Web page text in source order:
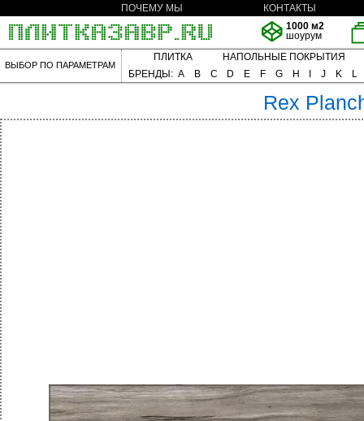
ПОЧЕМУ МЫ
КОНТАКТЫ
1000 м2
шоурум
ВЫБОР ПО ПАРАМЕТРАМ
ПЛИТКА
НАПОЛЬНЫЕ ПОКРЫТИЯ
БРЕНДЫ: A B C D E F G H J K L
Rex